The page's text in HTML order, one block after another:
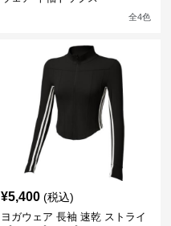
全4色
¥5,400 (税込)
ヨガウェア 長袖 速乾 ストライ